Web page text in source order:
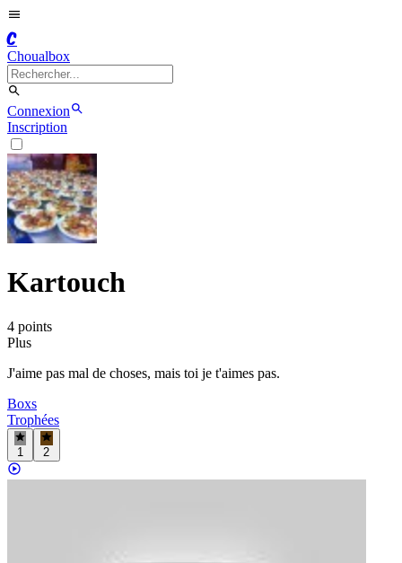
C
Choualbox
Connexion
Inscription
Kartouch
4 points
Plus
J'aime pas mal de choses, mais toi je t'aimes pas.
Boxs
Trophées
1 2